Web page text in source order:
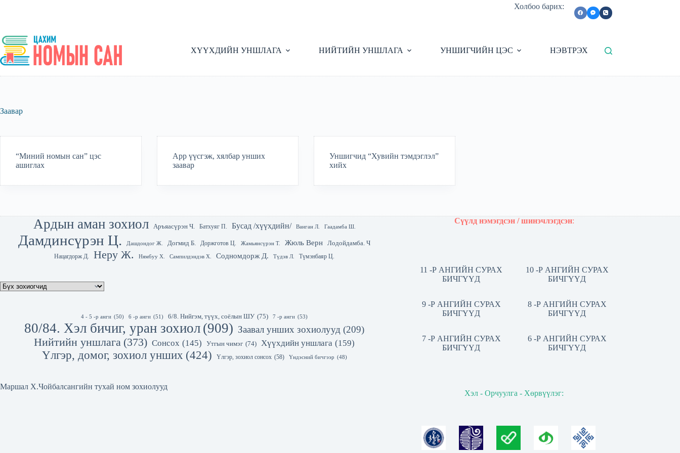
Холбоо барих:
ХҮҮХДИЙН УНШЛАГА НИЙТИЙН УНШЛАГА УНШИГЧИЙН ЦЭС НЭВТРЭХ
Заавар
“Миний номын сан” цэс
ашиглах
App үүсгэж, хялбар унших
заавар
Уншигчид “Хувийн тэмдэглэл”
хийх
Ардын аман зохиол Аръяасүрэн Ч. Батхуяг П. Бусад /хүүхдийн/ Ванган Л. Гаадамба Ш.
Дамдинсүрэн Ц. Дашдондог Ж. Догмид Б. Доржготов Ц. Жамьянсүрэн Т. Жюль Верн Лодойдамба. Ч
Нацагдорж Д. Неру Ж. Нямбуу Х. Сампилдэндэв Х. Содномдорж Д. Түдэв Л. Түмэнбаяр Ц.
4 - 5 -р анги (50) 6 -р анги (51) 6/8. Нийгэм, түүх, соёлын ШУ (75) 7 -р анги (53)
80/84. Хэл бичиг, уран зохиол (909) Заавал унших зохиолууд (209)
Нийтийн уншлага (373) Сонсох (145) Утгын чимэг (74) Хүүхдийн уншлага (159)
Үлгэр, домог, зохиол унших (424) Үлгэр, зохиол сонсох (58) Үндэсний бичгээр (48)
Маршал Х.Чойбалсангийн тухай ном зохиолууд
Сүүлд нэмэгдсэн / шинэчлэгдсэн:
11 -Р АНГИЙН СУРАХ
БИЧГҮҮД
10 -Р АНГИЙН СУРАХ
БИЧГҮҮД
9 -Р АНГИЙН СУРАХ
БИЧГҮҮД
8 -Р АНГИЙН СУРАХ
БИЧГҮҮД
7 -Р АНГИЙН СУРАХ
БИЧГҮҮД
6 -Р АНГИЙН СУРАХ
БИЧГҮҮД
Хэл - Орчуулга - Хөрвүүлэг: